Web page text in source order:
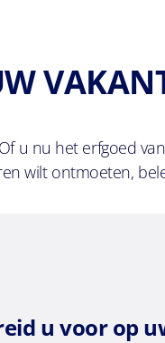
u nu het erfgoed
wilt ontmoeten,
u voor op